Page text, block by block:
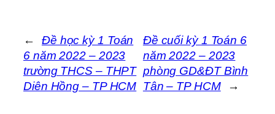
←
Đề học kỳ 1 Toán
6 năm 2022 – 2023
trường THCS – THPT
Diên Hồng – TP HCM
Đề cuối kỳ 1 Toán 6
năm 2022 – 2023
phòng GD&ĐT Bình
Tân – TP HCM
→